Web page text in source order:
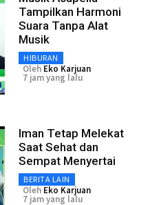
Tampilkan Harmoni
Suara Tanpa Alat
Musik
HIBURAN
Oleh Eko Karjuan
7 jam yang lalu
Iman Tetap Melekat
Saat Sehat dan
Sempat Menyertai
BERITA LAIN
Oleh Eko Karjuan
7 jam yang lalu